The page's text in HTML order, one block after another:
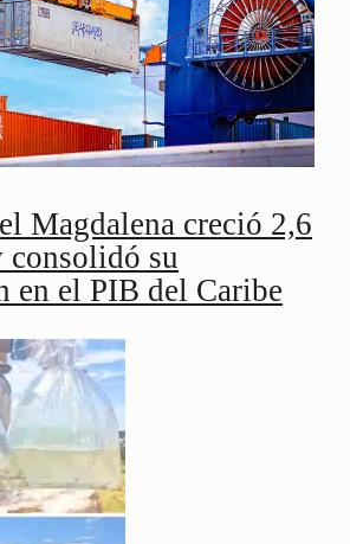
Magdalena creció 2,6
consolidó su
en el PIB del Caribe